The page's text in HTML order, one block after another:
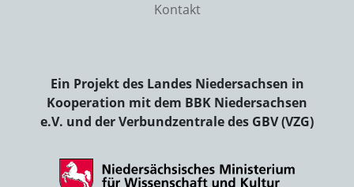
Kontakt
Ein Projekt des Landes Niedersachsen in
Kooperation mit dem BBK Niedersachsen
e.V. und der Verbundzentrale des GBV (VZG)